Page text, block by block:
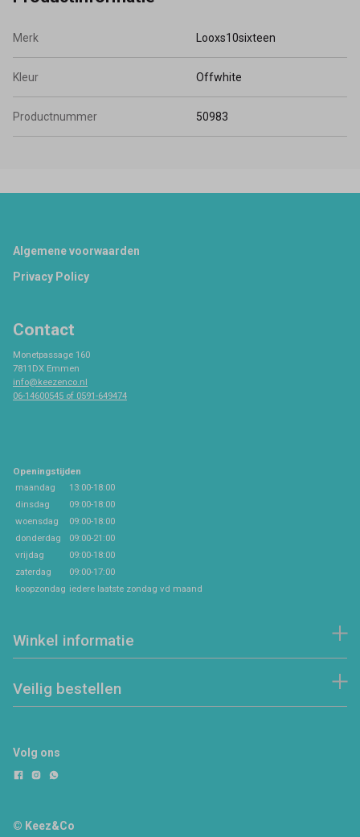
Merk Looxs10sixteen
Kleur Offwhite
Productnummer 50983
Footer
Algemene voorwaarden
Privacy Policy
Contact
Monetpassage 160
7811DX Emmen
info@keezenco.nl
06-14600545 of 0591-649474
Openingstijden
maandag
13:00-18:00
dinsdag
09:00-18:00
woensdag
09:00-18:00
donderdag
09:00-21:00
vrijdag
09:00-18:00
zaterdag
09:00-17:00
koopzondag iedere laatste zondag vd maand
Winkel informatie
Veilig bestellen
Volg ons
© Keez&Co